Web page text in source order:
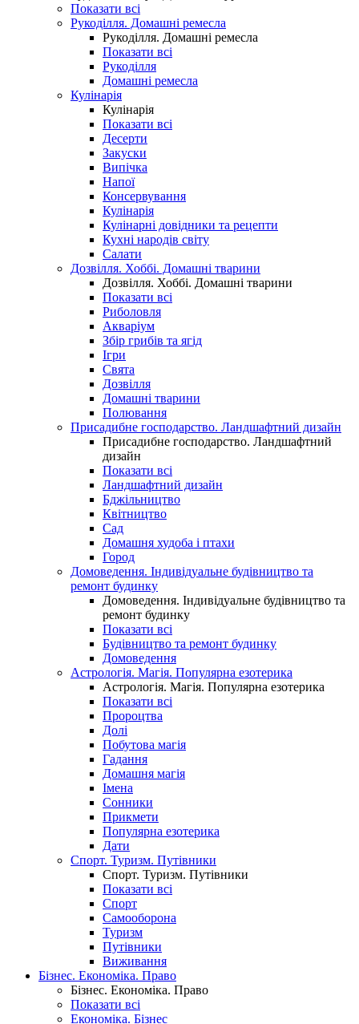
Показати всі
Рукоділля. Домашні ремесла
Рукоділля. Домашні ремесла
Показати всі
Рукоділля
Домашні ремесла
Кулінарія
Кулінарія
Показати всі
Десерти
Закуски
Випічка
Напої
Консервування
Кулінарія
Кулінарні довідники та рецепти
Кухні народів світу
Салати
Дозвілля. Хоббі. Домашні тварини
Дозвілля. Хоббі. Домашні тварини
Показати всі
Риболовля
Акваріум
Збір грибів та ягід
Ігри
Свята
Дозвілля
Домашні тварини
Полювання
Присадибне господарство. Ландшафтний дизайн
Присадибне господарство. Ландшафтний
дизайн
Показати всі
Ландшафтний дизайн
Бджільництво
Квітництво
Сад
Домашня худоба і птахи
Город
Домоведення. Індивідуальне будівництво та
ремонт будинку
Домоведення. Індивідуальне будівництво та
ремонт будинку
Показати всі
Будівництво та ремонт будинку
Домоведення
Астрологія. Магія. Популярна езотерика
Астрологія. Магія. Популярна езотерика
Показати всі
Пророцтва
Долі
Побутова магія
Гадання
Домашня магія
Імена
Сонники
Прикмети
Популярна езотерика
Дати
Спорт. Туризм. Путівники
Спорт. Туризм. Путівники
Показати всі
Спорт
Самооборона
Туризм
Путівники
Виживання
Бізнес. Економіка. Право
Бізнес. Економіка. Право
Показати всі
Економіка. Бізнес